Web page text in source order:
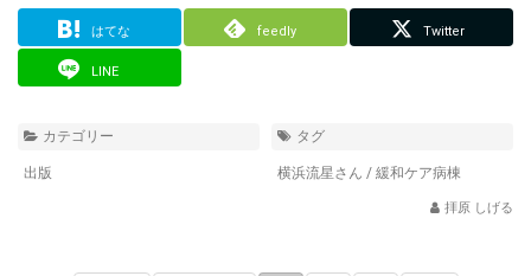
はてな feedly Twitter
LINE
カテゴリー
出版
タグ
横浜流星さん / 緩和ケア病棟
拝原 しげる